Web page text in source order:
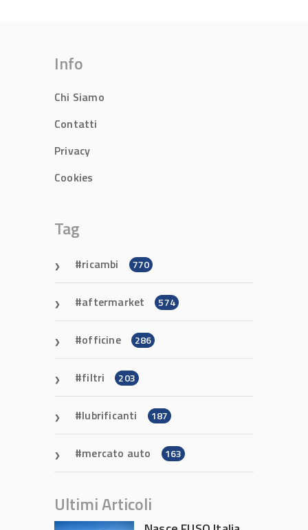
Info
Chi Siamo
Contatti
Privacy
Cookies
Tag
ricambi 770
aftermarket 574
officine 286
filtri 203
lubrificanti 187
mercato auto 163
Ultimi Articoli